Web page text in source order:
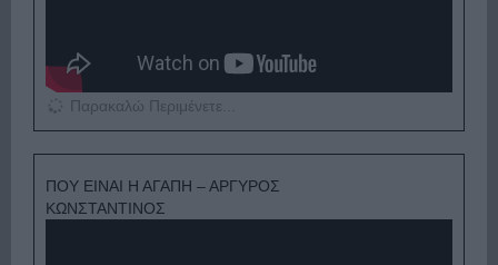
Παρακαλώ Περιμένετε...
ΠΟΥ ΕΙΝΑΙ Η ΑΓΑΠΗ – ΑΡΓΥΡΟΣ
ΚΩΝΣΤΑΝΤΙΝΟΣ